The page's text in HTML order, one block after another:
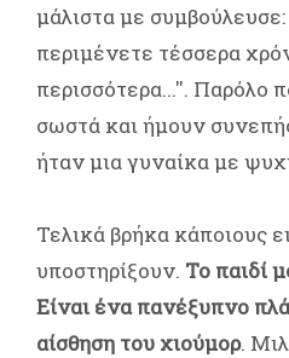
μάλιστα με
περιμένετε τέσσερα
περισσότερα...''. Παρόλο
σωστά και ήμουν
ήταν μια γυναίκα με
Τελικά βρήκα κάποιους
υποστηρίξουν. Το παιδί
Είναι ένα πανέξυπνο
αίσθηση του χιούμορ.